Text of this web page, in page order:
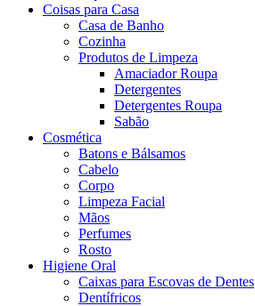
Sérum Eco-
fermentado
(30ml) -
laSaponaria
€9.90
Escova de
Dentes Bambu -
Cabo Plano
Adulto -
Humble
O preço
original era:
€1.99.
preço atual é:
€1.80.
Coisas para Casa
Casa de Banho
Cozinha
Produtos de Limpeza
Amaciador Roupa
Detergentes
Detergentes Roupa
Sabão
Cosmética
Batons e Bálsamos
Cabelo
Corpo
Limpeza Facial
Mãos
Perfumes
Rosto
Higiene Oral
Caixas para Escovas de Dentes
Dentífricos